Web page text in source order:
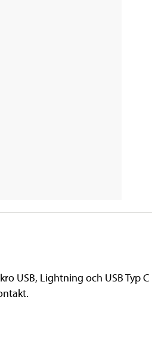
USB, Lightning och USB Typ